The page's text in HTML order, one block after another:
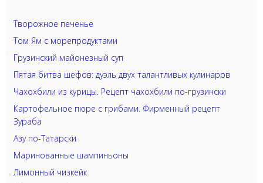
Творожное печенье
Том Ям с морепродуктами
Грузинский майонезный суп
Пятая битва шефов: дуэль двух талантливых кулинаров
Чахохбили из курицы. Рецепт чахохбили по-грузински
Картофельное пюре с грибами. Фирменный рецепт
Зураба
Азу по-Татарски
Маринованные шампиньоны
Лимонный чизкейк